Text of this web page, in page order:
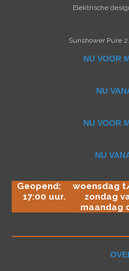
Elektrische
Sunshower Pure
NU VOOR
NU
NU VOOR
NU
Geopend: woensdag
17:00 uur. zondag
maandag